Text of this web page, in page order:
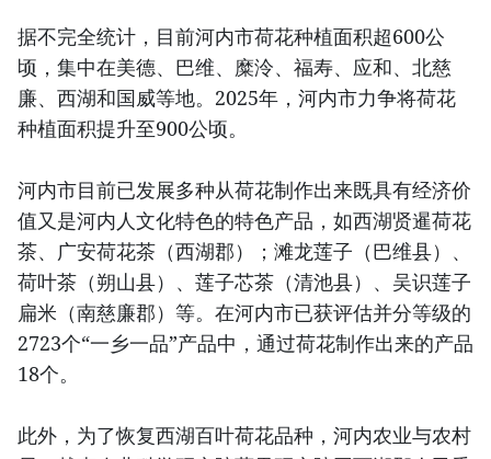
据不完全统计，目前河内市荷花种植面积超600公
顷，集中在美德、巴维、糜泠、福寿、应和、北慈
廉、西湖和国威等地。2025年，河内市力争将荷花
种植面积提升至900公顷。
河内市目前已发展多种从荷花制作出来既具有经济价
值又是河内人文化特色的特色产品，如西湖贤暹荷花
茶、广安荷花茶（西湖郡）；滩龙莲子（巴维县）、
荷叶茶（朔山县）、莲子芯茶（清池县）、吴识莲子
扁米（南慈廉郡）等。在河内市已获评估并分等级的
2723个“一乡一品”产品中，通过荷花制作出来的产品
18个。
此外，为了恢复西湖百叶荷花品种，河内农业与农村